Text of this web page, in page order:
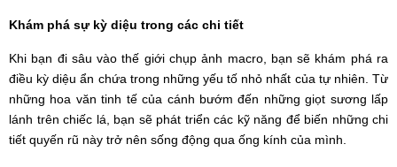
Khám phá sự kỳ diệu trong các chi tiết
Khi bạn đi sâu vào thế giới chụp ảnh macro, bạn sẽ khám phá ra
điều kỳ diệu ẩn chứa trong những yếu tố nhỏ nhất của tự nhiên. Từ
những hoa văn tinh tế của cánh bướm đến những giọt sương lấp
lánh trên chiếc lá, bạn sẽ phát triển các kỹ năng để biến những chi
tiết quyến rũ này trở nên sống động qua ống kính của mình.